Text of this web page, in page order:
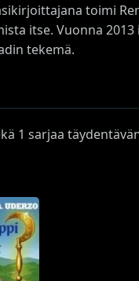
toimi
itse. Vuonna 2013
tekemä.
1 sarjaa